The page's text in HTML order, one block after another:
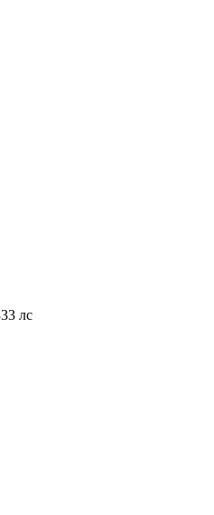
лс